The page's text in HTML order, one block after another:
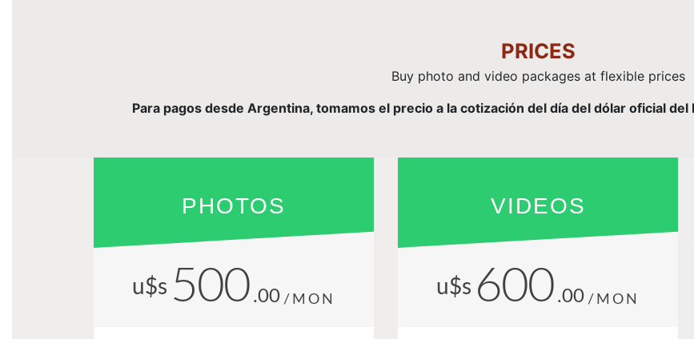
PRICES
Buy photo and video packages at flexible prices
Para pagos desde Argentina, tomamos el precio a la cotización del día del dólar oficial
PHOTOS
u$s 500 .00 /MON
VIDEOS
u$s 600 .00 /MON